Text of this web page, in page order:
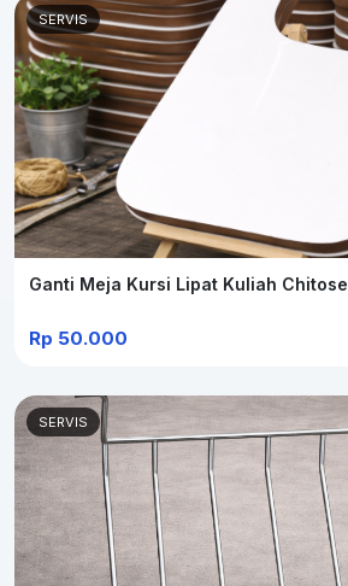
SERVIS
Ganti Meja Kursi Lipat Kuliah Chitose
Rp 50.000
SERVIS